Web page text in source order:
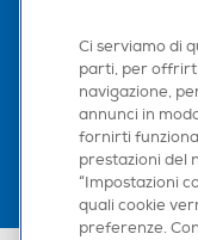
Scarica la nostra
Ci serviamo di
parti, per
navigazione,
annunci in
fornirti
prestazioni del
“Impostazioni
quali cookie
preferenze.